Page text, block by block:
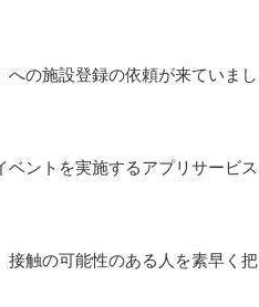
の施設登録の依頼が来ていまし
ントを実施するアプリサービス
触の可能性のある人を素早く把